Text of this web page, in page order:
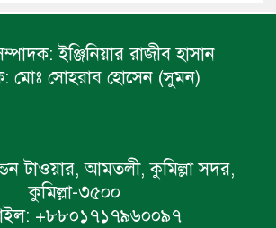
ইঞ্জিনিয়ার রাজীব হাসান
মোঃ সোহরাব হোসেন (সুমন)
টাওয়ার, আমতলী, কুমিল্লা সদর,
কুমিল্লা-৩৫০০
+৮৮০১৭১৭৯৬০০৯৭